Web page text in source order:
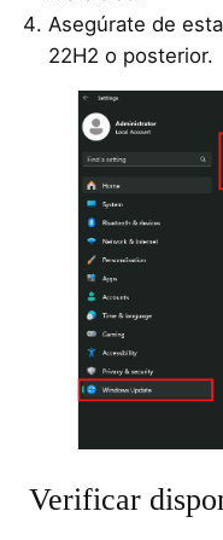
Asegúrate de
22H2 o posterior.
Verificar